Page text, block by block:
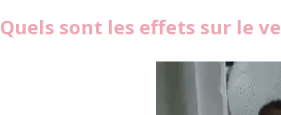
Quels sont les effets sur le